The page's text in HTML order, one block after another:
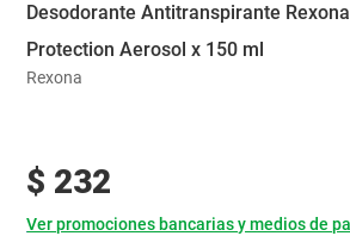
Desodorante Antitranspirante
Protection Aerosol x 150 ml
Rexona
$ 232
Ver promociones bancarias y medios de